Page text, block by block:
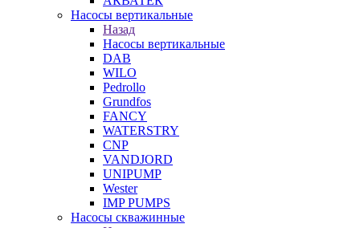
Насосы вертикальные
Назад
Насосы вертикальные
DAB
WILO
Pedrollo
Grundfos
FANCY
WATERSTRY
CNP
VANDJORD
UNIPUMP
Wester
IMP PUMPS
Насосы скважинные